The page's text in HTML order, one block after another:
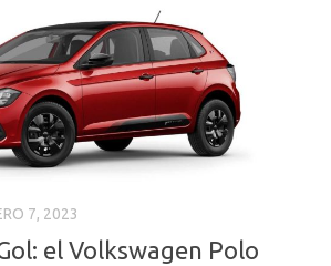
7, 2023
el Volkswagen Polo